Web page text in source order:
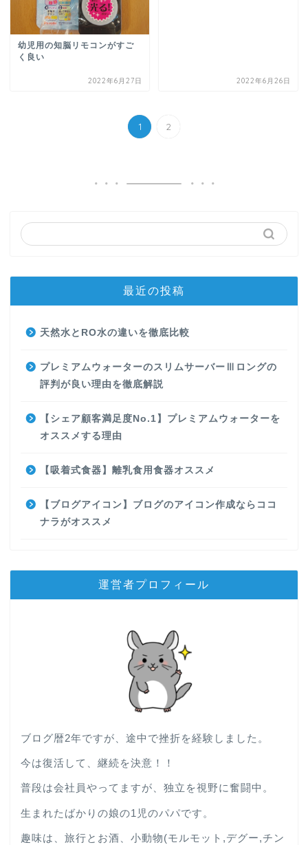
幼児用の知脳リモコンがすご
く良い
2022年6月27日 2022年6月26日
1 2
最近の投稿
天然水とRO水の違いを徹底比較
プレミアムウォーターのスリムサーバーⅢロングの
評判が良い理由を徹底解説
【シェア顧客満足度No.1】プレミアムウォーターを
オススメする理由
【吸着式食器】離乳食用食器オススメ
【ブログアイコン】ブログのアイコン作成ならココ
ナラがオススメ
運営者プロフィール
ブログ暦2年ですが、途中で挫折を経験しました。
今は復活して、継続を決意！！
普段は会社員やってますが、独立を視野に奮闘中。
生まれたばかりの娘の1児のパパです。
趣味は、旅行とお酒、小動物(モルモット,デグー,チン